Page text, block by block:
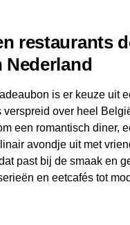
een locatie kiezen
Zo geeft de Diner
maar ook een gezellig
restaurants
Nederland
is er keuze uit
verspreid over heel
een romantisch diner,
avondje uit met
past bij de smaak en
en eetcafés tot
locaties: er is voor